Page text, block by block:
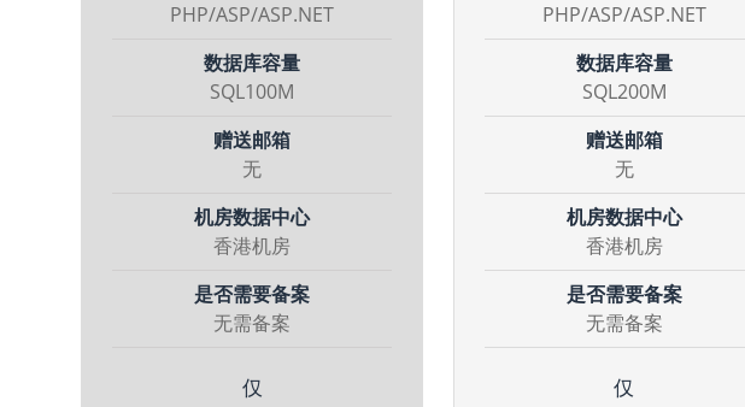
PHP/ASP/ASP.NET
数据库容量
SQL100M
赠送邮箱
无
机房数据中心
香港机房
是否需要备案
无需备案
仅
PHP/ASP/ASP.NET
数据库容量
SQL200M
赠送邮箱
无
机房数据中心
香港机房
是否需要备案
无需备案
仅